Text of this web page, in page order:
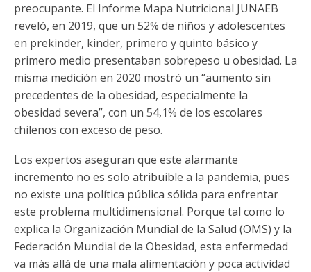
preocupante. El Informe Mapa Nutricional JUNAEB
reveló, en 2019, que un 52% de niños y adolescentes
en prekinder, kinder, primero y quinto básico y
primero medio presentaban sobrepeso u obesidad. La
misma medición en 2020 mostró un “aumento sin
precedentes de la obesidad, especialmente la
obesidad severa”, con un 54,1% de los escolares
chilenos con exceso de peso.
Los expertos aseguran que este alarmante
incremento no es solo atribuible a la pandemia, pues
no existe una política pública sólida para enfrentar
este problema multidimensional. Porque tal como lo
explica la Organización Mundial de la Salud (OMS) y la
Federación Mundial de la Obesidad, esta enfermedad
va más allá de una mala alimentación y poca actividad